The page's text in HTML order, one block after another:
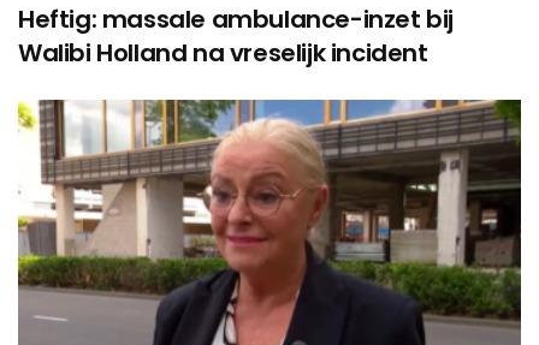
Heftig: massale ambulance-inzet bij
Walibi Holland na vreselijk incident